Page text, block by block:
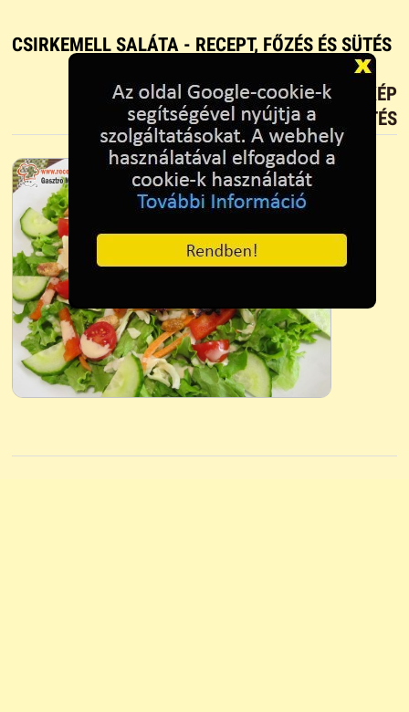
CSIRKEMELL SALÁTA - RECEPT, FŐZÉS ÉS SÜTÉS
TETSZIK?TÖLTS FEL FOTÓT TE IS!
ÚJ KÉP
FELTÖLTÉS